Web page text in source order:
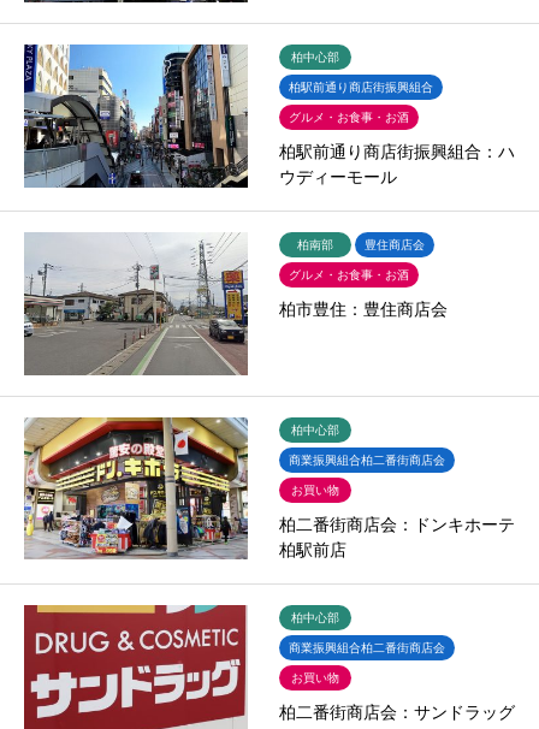
柏中心部
柏駅前通り商店街振興組合
グルメ・お食事・お酒
柏駅前通り商店街振興組合：ハ
ウディーモール
柏南部 豊住商店会
グルメ・お食事・お酒
柏市豊住：豊住商店会
柏中心部
商業振興組合柏二番街商店会
お買い物
柏二番街商店会：ドンキホーテ
柏駅前店
柏中心部
商業振興組合柏二番街商店会
お買い物
柏二番街商店会：サンドラッグ